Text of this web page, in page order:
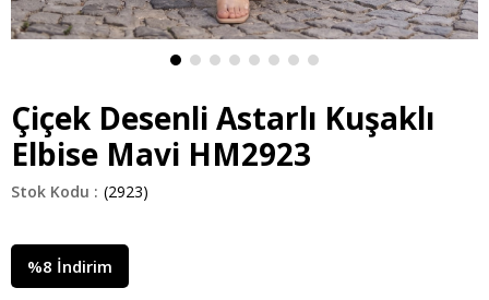
Çiçek Desenli Astarlı Kuşaklı
Elbise Mavi HM2923
(2923)
%8 İndirim